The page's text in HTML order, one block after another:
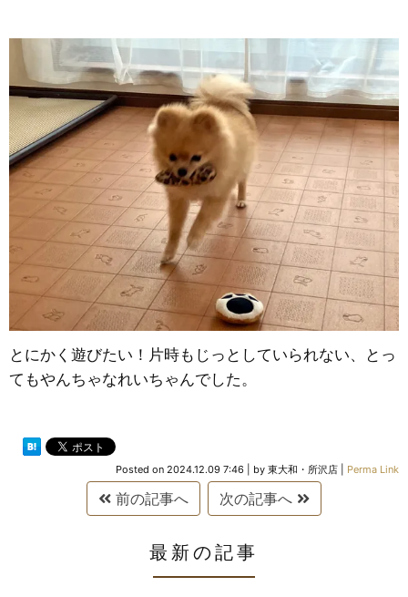
とにかく遊びたい！片時もじっとしていられない、とっ
てもやんちゃなれいちゃんでした。
Posted on 2024.12.09 7:46 by 東大和・所沢店 Perma Link
前の記事へ 次の記事へ
最新の記事